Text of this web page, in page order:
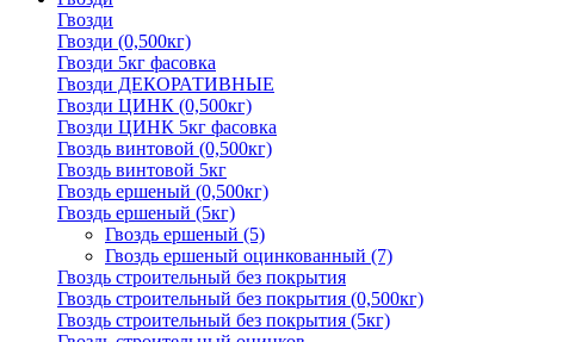
Гвозди
Гвозди (0,500кг)
Гвозди 5кг фасовка
Гвозди ДЕКОРАТИВНЫЕ
Гвозди ЦИНК (0,500кг)
Гвозди ЦИНК 5кг фасовка
Гвоздь винтовой (0,500кг)
Гвоздь винтовой 5кг
Гвоздь ершеный (0,500кг)
Гвоздь ершеный (5кг)
Гвоздь ершеный (5)
Гвоздь ершеный оцинкованный (7)
Гвоздь строительный без покрытия
Гвоздь строительный без покрытия (0,500кг)
Гвоздь строительный без покрытия (5кг)